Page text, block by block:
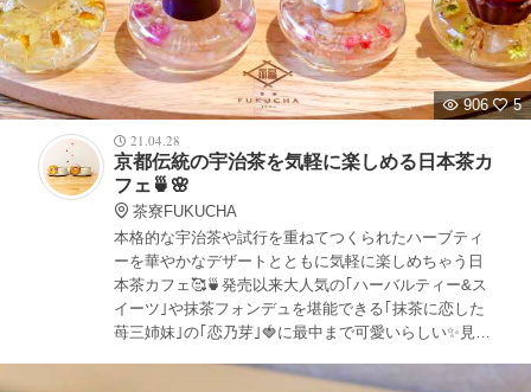
906
5
21.04.28
京都伝統の宇治茶を気軽に楽しめる日本茶カ
フェ🍵🌸
茶寮FUKUCHA
本格的な宇治茶や試行を重ねてつくられたハーブティ
ーを華やかなデザートとともに気軽に楽しめちゃう日
本茶カフェ🥰🍵発売以来大人気の｢ハーバルティー&ス
イーツ｣や抹茶フォンデュを堪能できる｢抹茶に恋した
苺三姉妹｣の｢恋乃芽｣🍓に最中まで可愛いらしい✨見た